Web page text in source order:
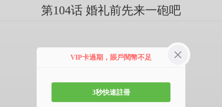
第104话 婚礼前先来一砲吧
VIP卡過期，賬戶閱幣不足
3秒快速註冊